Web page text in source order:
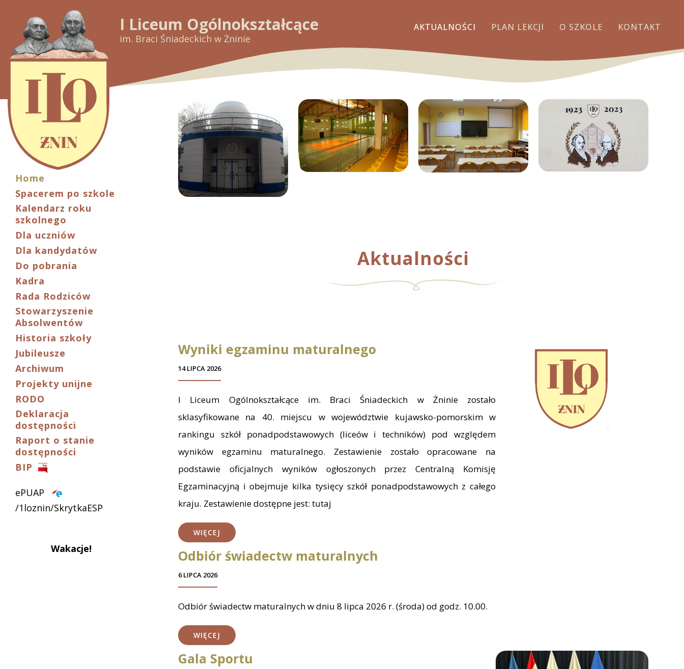
I Liceum Ogólnokształcące
im. Braci Śniadeckich w Żninie
AKTUALNOŚCI PLAN LEKCJI O SZKOLE KONTAKT
Home
Spacerem po szkole
Kalendarz roku
szkolnego
Dla uczniów
Dla kandydatów
Do pobrania
Kadra
Rada Rodziców
Stowarzyszenie
Absolwentów
Historia szkoły
Jubileusze
Archiwum
Projekty unijne
RODO
Deklaracja
dostępności
Raport o stanie
dostępności
BIP
ePUAP
/1loznin/SkrytkaESP
Wakacje!
Aktualności
Wyniki egzaminu maturalnego
14 LIPCA 2026
I Liceum Ogólnokształcące im. Braci Śniadeckich w Żninie zostało
sklasyfikowane na 40. miejscu w województwie kujawsko-pomorskim w
rankingu szkół ponadpodstawowych (liceów i techników) pod względem
wyników egzaminu maturalnego. Zestawienie zostało opracowane na
podstawie oficjalnych wyników ogłoszonych przez Centralną Komisję
Egzaminacyjną i obejmuje kilka tysięcy szkół ponadpodstawowych z całego
kraju. Zestawienie dostępne jest: tutaj
WIĘCEJ
Odbiór świadectw maturalnych
6 LIPCA 2026
Odbiór świadectw maturalnych w dniu 8 lipca 2026 r. (środa) od godz. 10.00.
WIĘCEJ
Gala Sportu